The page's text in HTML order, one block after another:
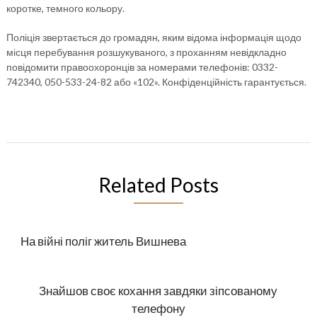
коротке, темного кольору.
Поліція звертається до громадян, яким відома інформація щодо
місця перебування розшукуваного, з проханням невідкладно
повідомити правоохоронців за номерами телефонів: 0332-
742340, 050-533-24-82 або «102». Конфіденційність гарантується.
Related Posts
На війні поліг житель Вишнева
Знайшов своє кохання завдяки зіпсованому
телефону